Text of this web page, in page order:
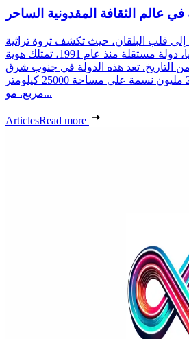
عالم الثقافة المقدونية الساحر
قلب البلقان، حيث تكشف ثروة تراثية
استثنائية. جمهورية مقدونيا، دولة مستقلة منذ عام 1991، تمتلك هوية
التاريخ. تعد هذه الدولة في جنوب شرق
أوروبا موطنًا لحوالي 2.1 مليون نسمة على مساحة 25000 كيلومتر
مربع. مو...
ArticlesRead more